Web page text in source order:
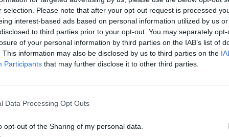
selection. Please note that after your opt-out request is processed
interest-based ads based on personal information utilized by us
to third parties prior to your opt-out. You may separately
of your personal information by third parties on the IAB’s list of
This information may also be disclosed by us to third parties on the
Participants that may further disclose it to other third parties.
Data Processing Opt Outs
opt-out of the Sharing of my personal data.